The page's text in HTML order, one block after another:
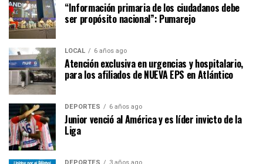
“Información primaria de los ciudadanos debe
ser propósito nacional”: Pumarejo
LOCAL 6 años ago
Atención exclusiva en urgencias y hospitalario,
para los afiliados de NUEVA EPS en Atlántico
DEPORTES 6 años ago
Junior venció al América y es líder invicto de la
Liga